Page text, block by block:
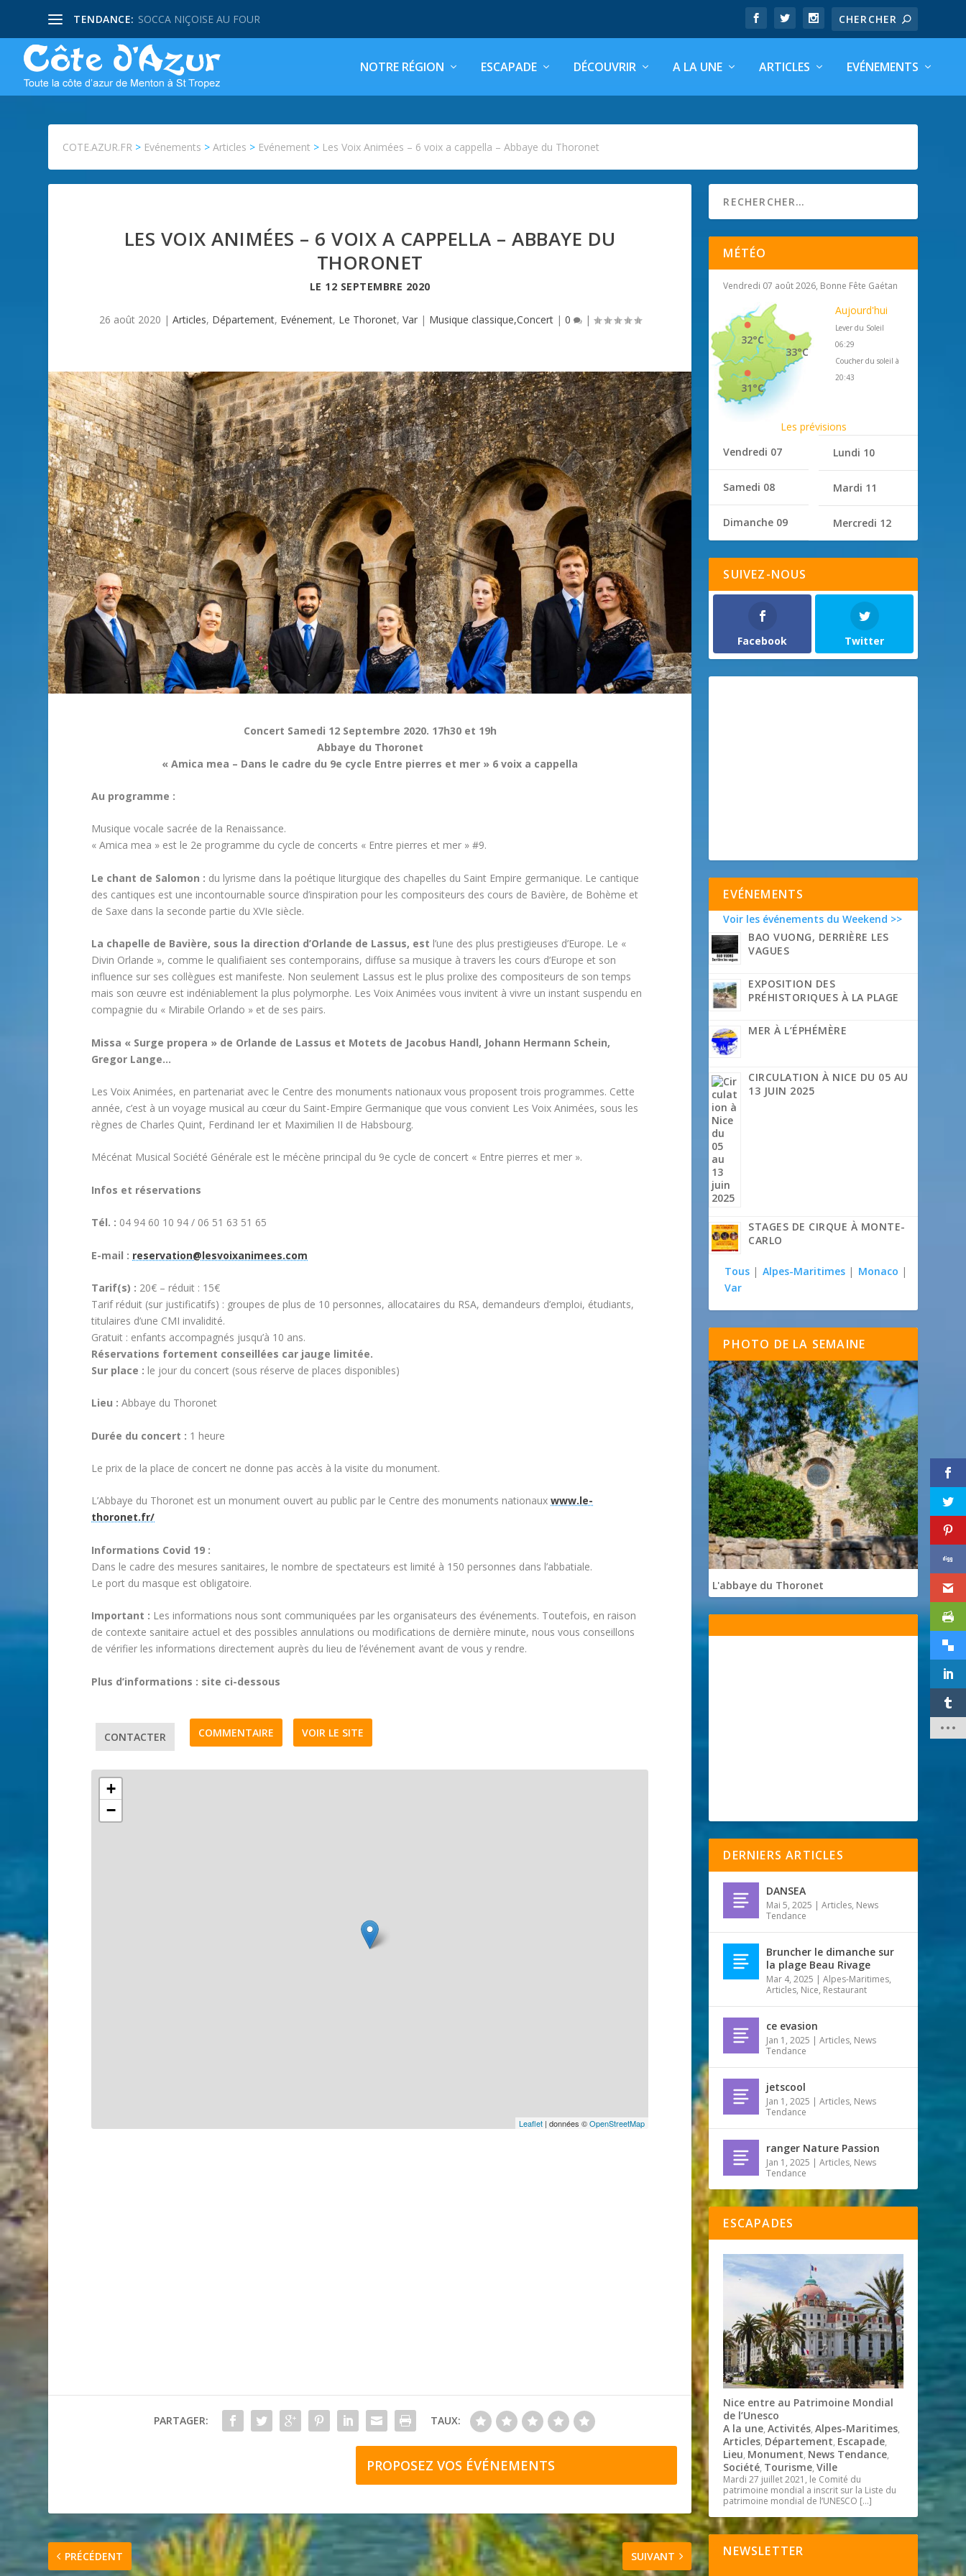
TENDANCE: SOCCA NIÇOISE AU FOUR
NOTRE RÉGION ESCAPADE DÉCOUVRIR A LA UNE ARTICLES EVÉNEMENTS
COTE.AZUR.FR > Evénements >Articles > Evénement > Les Voix Animées – 6 voix a cappella – Abbaye du Thoronet
LES VOIX ANIMÉES – 6 VOIX A CAPPELLA – ABBAYE DU
THORONET
LE 12 SEPTEMBRE 2020
26 août 2020 | Articles, Département, Evénement, Le Thoronet, Var| Musique classique,Concert| 0 |
Concert Samedi 12 Septembre 2020. 17h30 et 19h
Abbaye du Thoronet
« Amica mea – Dans le cadre du 9e cycle Entre pierres et mer » 6 voix a cappella
Au programme :
Musique vocale sacrée de la Renaissance.
« Amica mea » est le 2e programme du cycle de concerts « Entre pierres et mer » #9.
Le chant de Salomon : du lyrisme dans la poétique liturgique des chapelles du Saint Empire germanique. Le cantique
des cantiques est une incontournable source d’inspiration pour les compositeurs des cours de Bavière, de Bohème et
de Saxe dans la seconde partie du XVIe siècle.
La chapelle de Bavière, sous la direction d’Orlande de Lassus, est l’une des plus prestigieuses d’Europe. Le «
Divin Orlande », comme le qualifiaient ses contemporains, diffuse sa musique à travers les cours d’Europe et son
influence sur ses collègues est manifeste. Non seulement Lassus est le plus prolixe des compositeurs de son temps
mais son œuvre est indéniablement la plus polymorphe. Les Voix Animées vous invitent à vivre un instant suspendu en
compagnie du « Mirabile Orlando » et de ses pairs.
Missa « Surge propera » de Orlande de Lassus et Motets de Jacobus Handl, Johann Hermann Schein,
Gregor Lange…
Les Voix Animées, en partenariat avec le Centre des monuments nationaux vous proposent trois programmes. Cette
année, c’est à un voyage musical au cœur du Saint-Empire Germanique que vous convient Les Voix Animées, sous les
règnes de Charles Quint, Ferdinand Ier et Maximilien II de Habsbourg.
Mécénat Musical Société Générale est le mécène principal du 9e cycle de concert « Entre pierres et mer ».
Infos et réservations
Tél. : 04 94 60 10 94 / 06 51 63 51 65
E-mail : reservation@lesvoixanimees.com
Tarif(s) : 20€ – réduit : 15€
Tarif réduit (sur justificatifs) : groupes de plus de 10 personnes, allocataires du RSA, demandeurs d’emploi, étudiants,
titulaires d’une CMI invalidité.
Gratuit : enfants accompagnés jusqu’à 10 ans.
Réservations fortement conseillées car jauge limitée.
Sur place : le jour du concert (sous réserve de places disponibles)
Lieu : Abbaye du Thoronet
Durée du concert : 1 heure
Le prix de la place de concert ne donne pas accès à la visite du monument.
L’Abbaye du Thoronet est un monument ouvert au public par le Centre des monuments nationauxwww.le-
thoronet.fr/
Informations Covid 19 :
Dans le cadre des mesures sanitaires, le nombre de spectateurs est limité à 150 personnes dans l’abbatiale.
Le port du masque est obligatoire.
Important : Les informations nous sont communiquées par les organisateurs des événements. Toutefois, en raison
de contexte sanitaire actuel et des possibles annulations ou modifications de dernière minute, nous vous conseillons
de vérifier les informations directement auprès du lieu de l’événement avant de vous y rendre.
Plus d’informations : site ci-dessous
CONTACTER COMMENTAIRE VOIR LE SITE
+
−
Leaflet | données ©OpenStreetMap
PARTAGER: TAUX:
PROPOSEZ VOS ÉVÉNEMENTS
PRÉCÉDENT SUIVANT
MÉTÉO
Vendredi 07 août 2026, Bonne Fête Gaétan
33°C
32°C
31°C
Aujourd'hui
Lever du Soleil
06:29
Coucher du soleil à
20:43
Les prévisions
Vendredi 07
Samedi 08
Dimanche 09
Lundi 10
Mardi 11
Mercredi 12
SUIVEZ-NOUS
Facebook Twitter
EVÉNEMENTS
Voir les événements du Weekend >>
BAO VUONG, DERRIÈRE LES
VAGUES
EXPOSITION DES
PRÉHISTORIQUES À LA PLAGE
MER À L’ÉPHÉMÈRE
CIRCULATION À NICE DU 05 AU
13 JUIN 2025
STAGES DE CIRQUE À MONTE-
CARLO
Tous | Alpes-Maritimes | Monaco |
Var
PHOTO DE LA SEMAINE
L'abbaye du Thoronet
DERNIERS ARTICLES
DANSEA
Mai 5, 2025 |Articles, News
Tendance
Bruncher le dimanche sur
la plage Beau Rivage
Mar 4, 2025 |Alpes-Maritimes,
Articles, Nice, Restaurant
ce evasion
Jan 1, 2025 |Articles, News
Tendance
jetscool
Jan 1, 2025 |Articles, News
Tendance
ranger Nature Passion
Jan 1, 2025 |Articles, News
Tendance
ESCAPADES
Nice entre au Patrimoine Mondial
de l’Unesco
A la une,Activités,Alpes-Maritimes,
Articles, Département, Escapade,
Lieu, Monument, News Tendance,
Société, Tourisme,Ville
Mardi 27 juillet 2021, le Comité du
patrimoine mondial a inscrit sur la Liste du
patrimoine mondial de l’UNESCO […]
NEWSLETTER